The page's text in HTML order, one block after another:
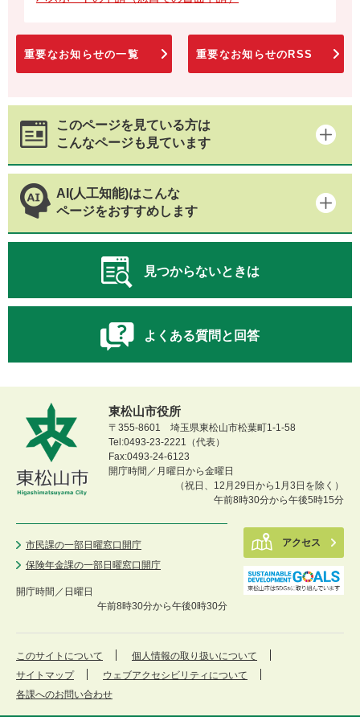
重要なお知らせの一覧 重要なお知らせのRSS
このページを見ている方は
こんなページも見ています
AI(人工知能)はこんな
ページをおすすめします
見つからないときは
よくある質問と回答
東松山市役所
〒355-8601 埼玉県東松山市松葉町1-1-58
Tel:0493-23-2221（代表）
Fax:0493-24-6123
開庁時間／月曜日から金曜日
（祝日、12月29日から1月3日を除く）
午前8時30分から午後5時15分
市民課の一部日曜窓口開庁
保険年金課の一部日曜窓口開庁
開庁時間／ 日曜日
午前8時30分から午後0時30分
アクセス
このサイトについて
個人情報の取り扱いについて
サイトマップ
ウェブアクセシビリティについて
各課へのお問い合わせ